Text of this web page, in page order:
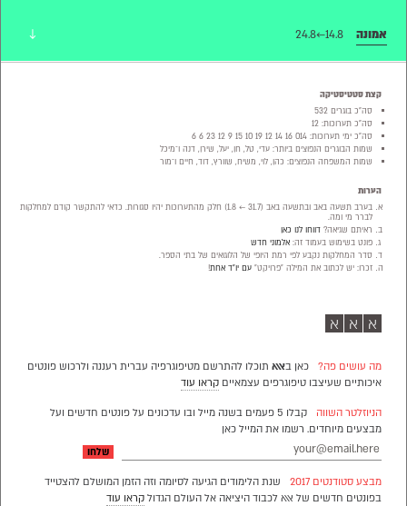
↓ אמונה
קצת סטטיסטיקה
סה"כ בוגרים 532
סה"כ תערוכות: 12
סה"כ ימי תערוכות: 014 16 14 12 19 10 15 9 12 23 6 6
שמות הבוגרים הנפוצים ביותר: עדי, טל, חן, יעל, שירן, דנה ו־מיכל
שמות המשפחה הנפוצים: כהן, לוי, משיח, שוורץ, דוד, חיים ו־מור
הערות
בערב תשעה באב ובתשעה באב (31.7 ← 1.8) חלק מהתערוכות יהיו סגורות. כדאי להתקשר קודם למחלקות
לברר מי ומה.
ראיתם שגיאה? דווחו לנו כאן
פונט בשימוש בעמוד זה: אלמוני חדש
סדר המחלקות נקבע לפי רמת היופי של הלוגואים של בתי הספר.
זכרו: יש לכתוב את המילה ״פרויקט״עם יו״ד אחת!
א א א
מה עושים פה?כאן באאאתוכלו להתרשם מטיפוגרפיה עברית רעננה ולרכוש פונטים
איכותיים שעיצבו טיפוגרפים עצמאיים קראו עוד
הניוזלטר השווה
קבלו 5 פעמים בשנה מייל ובו עדכונים על פונטים חדשים ועל
מבצעים מיוחדים. רשמו את המייל כאן
מבצע סטודנטים 2017
שנת הלימודים הגיעה לסיומה וזה הזמן המושלם להצטייד
בפונטים חדשים של אאא לכבוד היציאה אל העולם הגדול קראו עוד